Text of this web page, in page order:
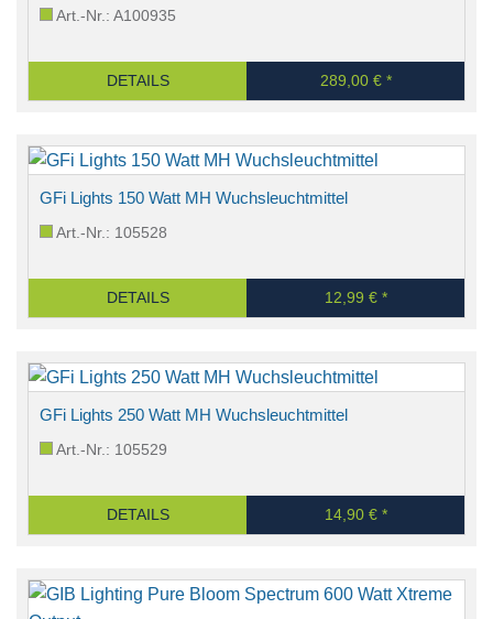
Art.-Nr.: A100935
DETAILS 289,00 € *
GFi Lights 150 Watt MH Wuchsleuchtmittel
Art.-Nr.: 105528
DETAILS 12,99 € *
GFi Lights 250 Watt MH Wuchsleuchtmittel
Art.-Nr.: 105529
DETAILS 14,90 € *